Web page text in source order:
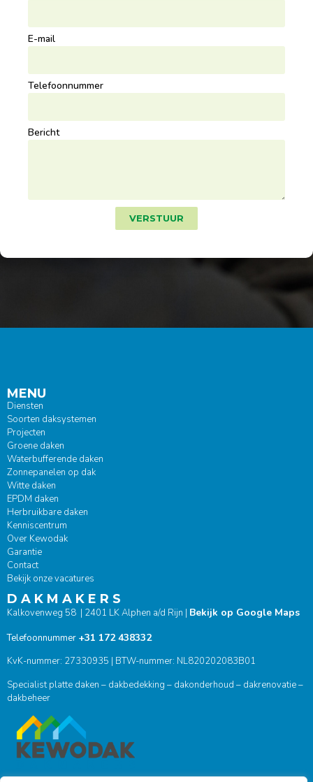
E-mail
Telefoonnummer
Bericht
VERSTUUR
MENU
Diensten
Soorten daksystemen
Projecten
Groene daken
Waterbufferende daken
Zonnepanelen op dak
Witte daken
EPDM daken
Herbruikbare daken
Kenniscentrum
Over Kewodak
Garantie
Contact
Bekijk onze vacatures
D A K M A K E R S
Kalkovenweg 58 | 2401 LK Alphen a/d Rijn | Bekijk op Google Maps
Telefoonnummer +31 172 438332
KvK-nummer: 27330935 | BTW-nummer: NL820202083B01
Specialist platte daken – dakbedekking – dakonderhoud – dakrenovatie –
dakbeheer